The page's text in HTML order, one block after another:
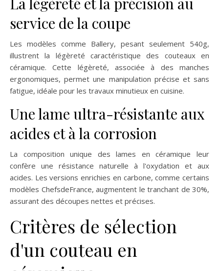
service de la coupe
Les modèles comme Ballery, pesant seulement 540g,
illustrent la légèreté caractéristique des couteaux en
céramique. Cette légèreté, associée à des manches
ergonomiques, permet une manipulation précise et sans
fatigue, idéale pour les travaux minutieux en cuisine.
Une lame ultra-résistante aux
acides et à la corrosion
La composition unique des lames en céramique leur
confère une résistance naturelle à l'oxydation et aux
acides. Les versions enrichies en carbone, comme certains
modèles ChefsdeFrance, augmentent le tranchant de 30%,
assurant des découpes nettes et précises.
Critères de sélection
d'un couteau en